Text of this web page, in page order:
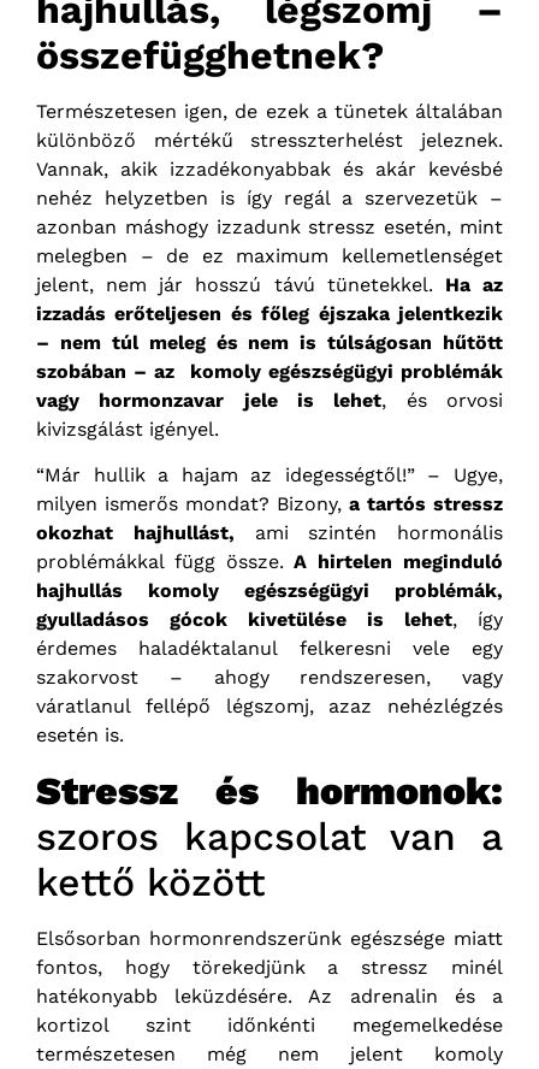
hajhullás, légszomj –
összefügghetnek?
Természetesen igen, de ezek a tünetek általában
különböző mértékű stresszterhelést jeleznek.
Vannak, akik izzadékonyabbak és akár kevésbé
nehéz helyzetben is így regál a szervezetük –
azonban máshogy izzadunk stressz esetén, mint
melegben – de ez maximum kellemetlenséget
jelent, nem jár hosszú távú tünetekkel. Ha az
izzadás erőteljesen és főleg éjszaka jelentkezik
– nem túl meleg és nem is túlságosan hűtött
szobában – az komoly egészségügyi problémák
vagy hormonzavar jele is lehet, és orvosi
kivizsgálást igényel.
“Már hullik a hajam az idegességtől!” – Ugye,
milyen ismerős mondat? Bizony, a tartós stressz
okozhat hajhullást, ami szintén hormonális
problémákkal függ össze.A hirtelen meginduló
hajhullás komoly egészségügyi problémák,
gyulladásos gócok kivetülése is lehet, így
érdemes haladéktalanul felkeresni vele egy
szakorvost – ahogy rendszeresen, vagy
váratlanul fellépő légszomj, azaz nehézlégzés
esetén is.
Stressz és hormonok:
szoros kapcsolat van a
kettő között
Elsősorban hormonrendszerünk egészsége miatt
fontos, hogy törekedjünk a stressz minél
hatékonyabb leküzdésére. Az adrenalin és a
kortizol szint időnkénti megemelkedése
természetesen még nem jelent komoly